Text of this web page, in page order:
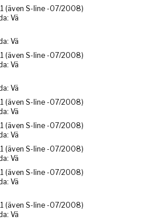
(även S-line -07/2008)
Vä
Vä
(även S-line -07/2008)
Vä
Vä
(även S-line -07/2008)
Vä
(även S-line -07/2008)
Vä
(även S-line -07/2008)
Vä
(även S-line -07/2008)
Vä
(även S-line -07/2008)
Vä